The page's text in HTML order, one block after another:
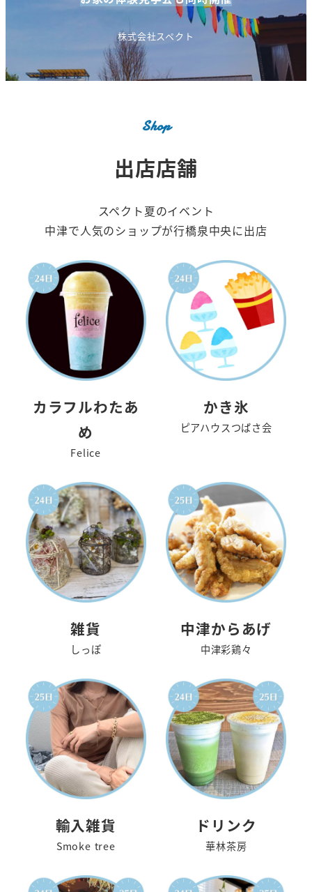
株式会社スペクト
Shop
出店店舗
スペクト夏のイベント
中津で人気のショップが行橋泉中央に出店
カラフルわたあ
め
Felice
かき氷
ピアハウスつばさ会
雑貨
しっぽ
中津からあげ
中津彩鶏々
輸入雑貨
Smoke tree
ドリンク
華林茶房